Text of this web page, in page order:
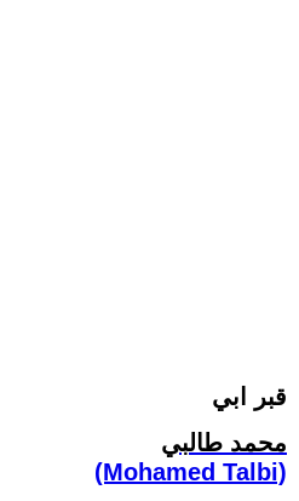
قبر ابي
محمد طالبي
(Mohamed Talbi)